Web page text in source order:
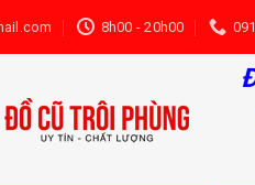
8h00 - 20h00